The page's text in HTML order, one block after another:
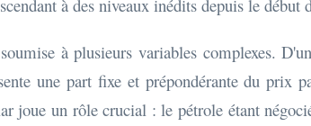
à des niveaux inédits depuis le début
à plusieurs variables complexes.
une part fixe et prépondérante du prix
joue un rôle crucial : le pétrole étant